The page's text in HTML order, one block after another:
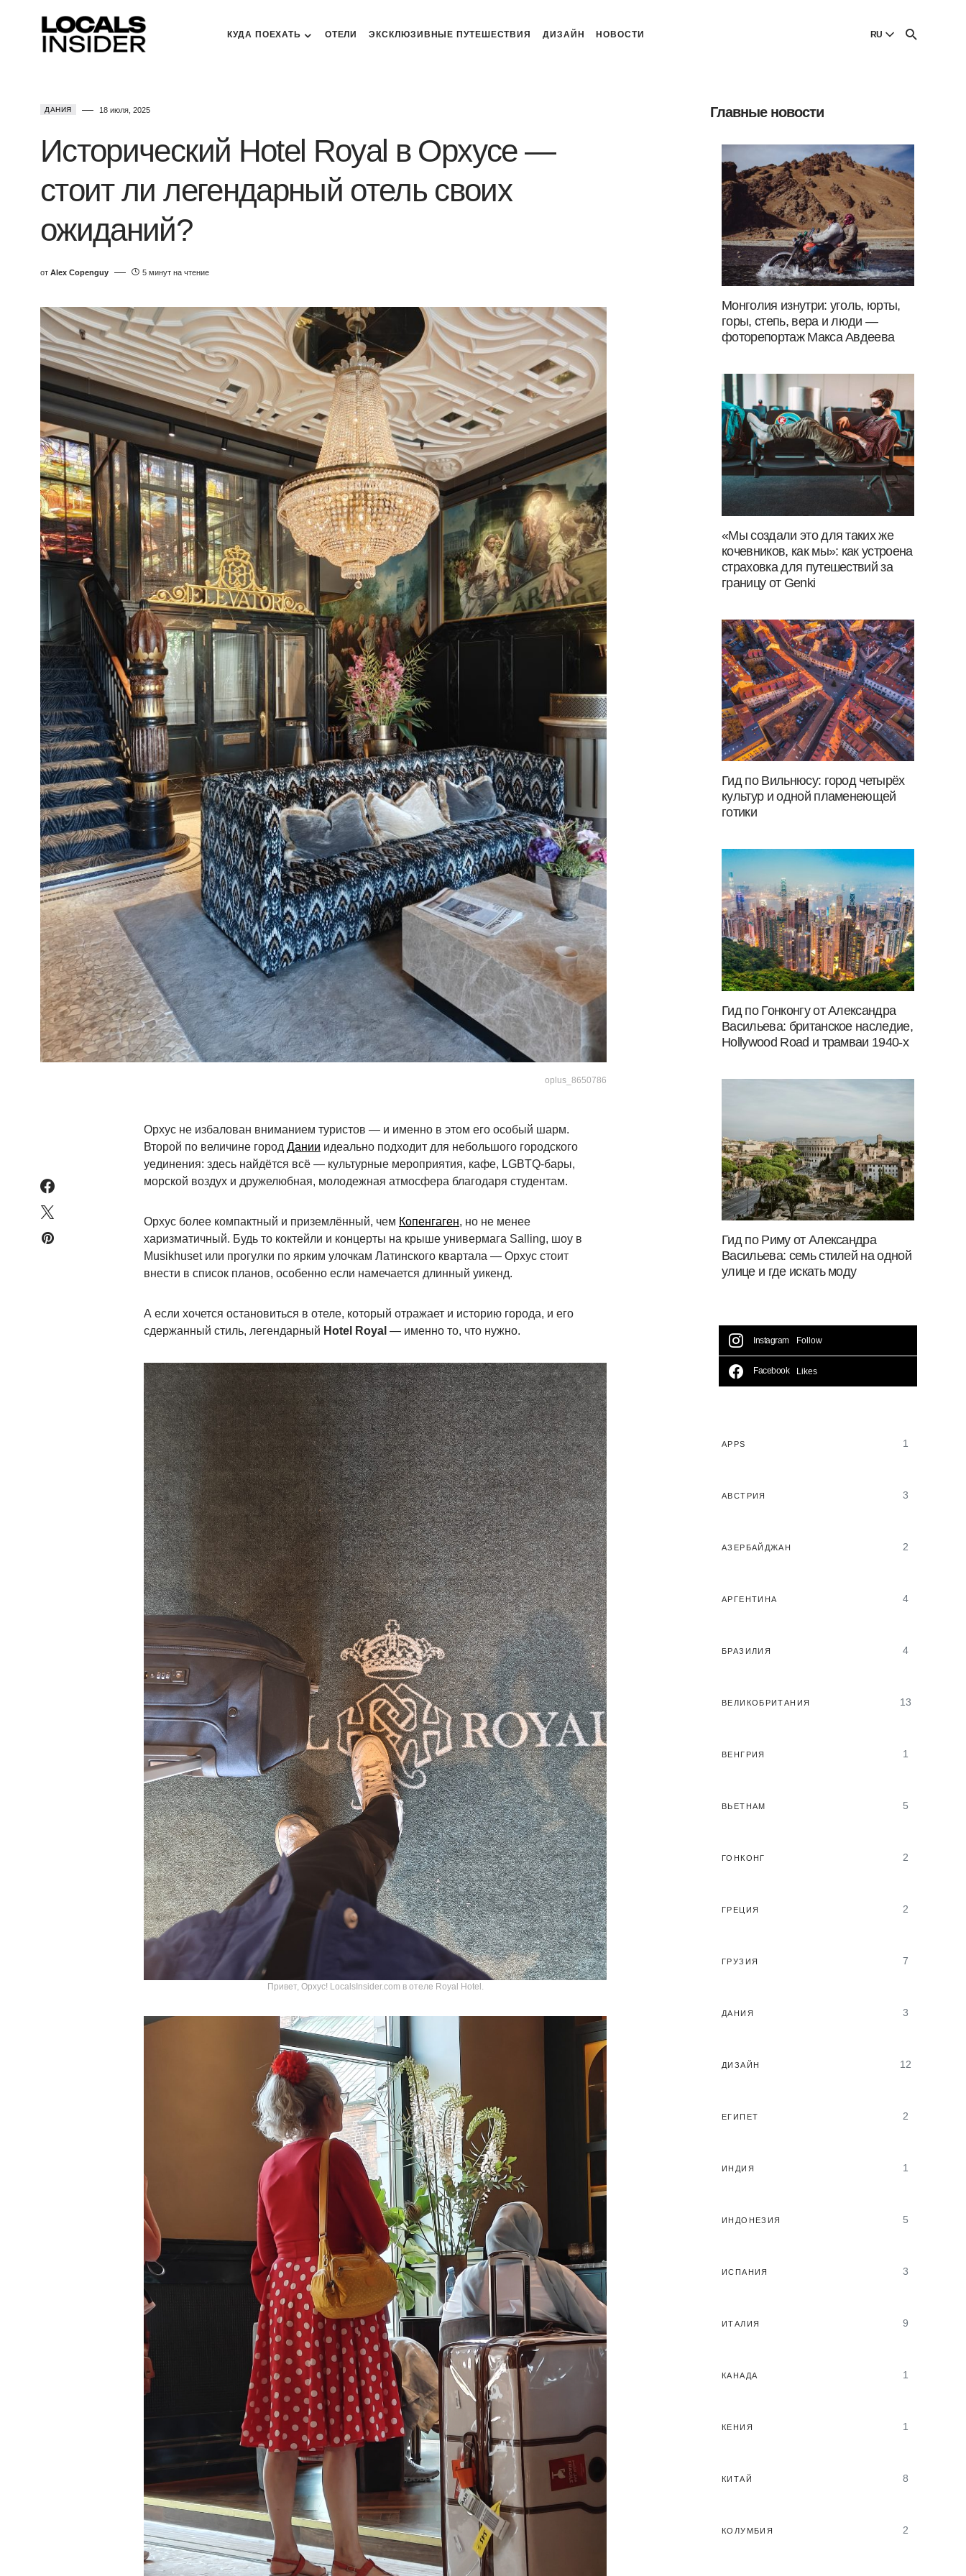
КУДА ПОЕХАТЬ ОТЕЛИ ЭКСКЛЮЗИВНЫЕ ПУТЕШЕСТВИЯ ДИЗАЙН НОВОСТИ RU
Polski
Poland
Русский
Russian
ДАНИЯ 18 июля, 2025
Исторический Hotel Royal в Орхусе —
стоит ли легендарный отель своих
ожиданий?
от Alex Copenguy 5 минут на чтение
oplus_8650786
Орхус не избалован вниманием туристов — и именно в этом его особый шарм.
Второй по величине город Дании идеально подходит для небольшого городского
уединения: здесь найдётся всё — культурные мероприятия, кафе, LGBTQ-бары,
морской воздух и дружелюбная, молодежная атмосфера благодаря студентам.
Орхус более компактный и приземлённый, чем Копенгаген, но не менее
харизматичный. Будь то коктейли и концерты на крыше универмага Salling, шоу в
Musikhuset или прогулки по ярким улочкам Латинского квартала — Орхус стоит
внести в список планов, особенно если намечается длинный уикенд.
А если хочется остановиться в отеле, который отражает и историю города, и его
сдержанный стиль, легендарный Hotel Royal — именно то, что нужно.
Привет, Орхус! LocalsInsider.com в отеле Royal Hotel.
Главные новости
Монголия изнутри: уголь, юрты,
горы, степь, вера и люди —
фоторепортаж Макса Авдеева
«Мы создали это для таких же
кочевников, как мы»: как устроена
страховка для путешествий за
границу от Genki
Гид по Вильнюсу: город четырёх
культур и одной пламенеющей
готики
Гид по Гонконгу от Александра
Васильева: британское наследие,
Hollywood Road и трамваи 1940-х
Гид по Риму от Александра
Васильева: семь стилей на одной
улице и где искать моду
Instagram Follow
Facebook Likes
APPS 1
АВСТРИЯ 3
АЗЕРБАЙДЖАН 2
АРГЕНТИНА 4
БРАЗИЛИЯ 4
ВЕЛИКОБРИТАНИЯ 13
ВЕНГРИЯ 1
ВЬЕТНАМ 5
ГОНКОНГ 2
ГРЕЦИЯ 2
ГРУЗИЯ 7
ДАНИЯ 3
ДИЗАЙН 12
ЕГИПЕТ 2
ИНДИЯ 1
ИНДОНЕЗИЯ 5
ИСПАНИЯ 3
ИТАЛИЯ 9
КАНАДА 1
КЕНИЯ 1
КИТАЙ 8
КОЛУМБИЯ 2